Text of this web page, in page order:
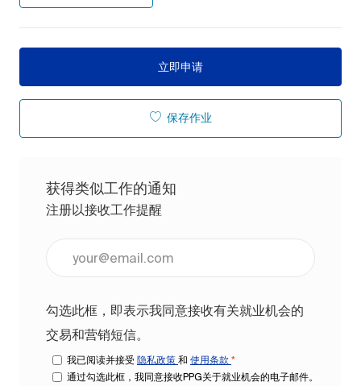
立即申请
保存作业
获得类似工作的通知
注册以接收工作提醒
勾选此框，即表示我同意接收有关就业机会的
交易和营销短信。
我已阅读并接受 隐私政策 和 使用条款 *
通过勾选此框，我同意接收PPG关于就业机会的电子邮件。